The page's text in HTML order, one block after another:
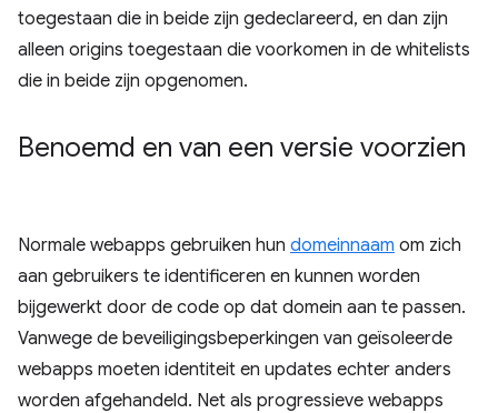
toegestaan ​​die in beide zijn gedeclareerd, en dan zijn
alleen origins toegestaan ​​die voorkomen in de whitelists
die in beide zijn opgenomen.
Benoemd en van een versie voorzien
Normale webapps gebruiken hun domeinnaam om zich
aan gebruikers te identificeren en kunnen worden
bijgewerkt door de code op dat domein aan te passen.
Vanwege de beveiligingsbeperkingen van geïsoleerde
webapps moeten identiteit en updates echter anders
worden afgehandeld. Net als progressieve webapps